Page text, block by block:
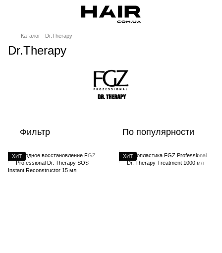
Каталог Dr.Therapy
Dr.Therapy
Фильтр По популярности
ХИТ ХИТ